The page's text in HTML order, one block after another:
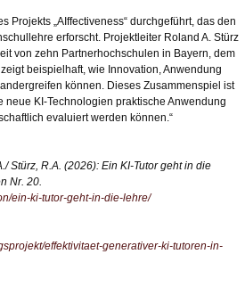
Projekts „AIffectiveness“ durchgeführt, das den
erforscht. Projektleiter Roland A. Stürz
von zehn Partnerhochschulen in Bayern, dem
beispielhaft, wie Innovation, Anwendung
können. Dieses Zusammenspiel ist
neue KI-Technologien praktische Anwendung
evaluiert werden können.“
Stürz, R.A. (2026): Ein KI-Tutor geht in die
Nr. 20.
ein-ki-tutor-geht-in-die-lehre/
effektivitaet-generativer-ki-tutoren-in-